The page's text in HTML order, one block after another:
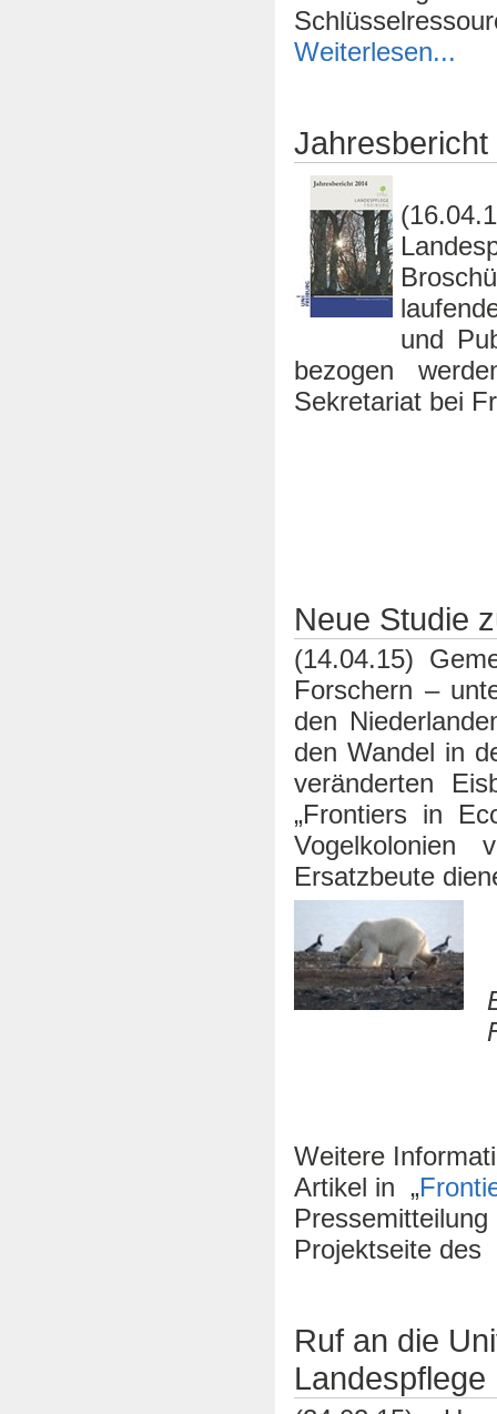
Weiterlesen...
Jahresbericht
und
bezogen
Sekretariat bei
Neue Studie
(14.04.15)
Forschern –
den
den Wandel in
veränderten
„Frontiers in
Ersatzbeute
Weitere
Artikel in „
Projektseite des
Ruf an die
Landespflege